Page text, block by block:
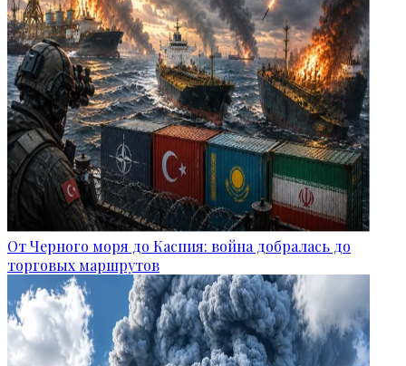
От Черного моря до Каспия: война добралась до
торговых маршрутов